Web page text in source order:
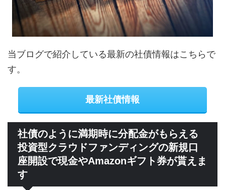
当ブログで紹介している最新の社債情報はこちらで
す。
最新社債情報
社債のように満期時に分配金がもらえる
投資型クラウドファンディングの新規口
座開設で現金やAmazonギフト券が貰えま
す